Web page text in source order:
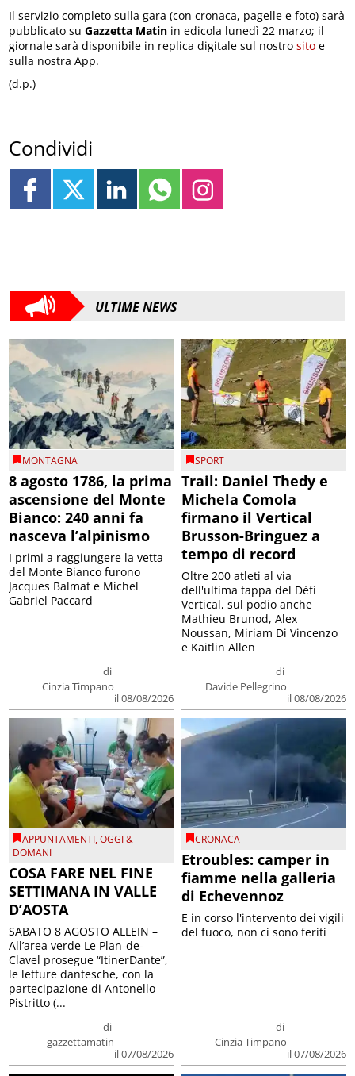
Il servizio completo sulla gara (con cronaca, pagelle e foto) sarà
pubblicato suGazzetta Matin in edicola lunedì 22 marzo; il
giornale sarà disponibile in replica digitale sul nostrosito e
sulla nostra App.
(d.p.)
Condividi
ULTIME NEWS
MONTAGNA
8 agosto 1786, la prima
ascensione del Monte
Bianco: 240 anni fa
nasceva l’alpinismo
di
Cinzia Timpano
il 08/08/2026
I primi a raggiungere la vetta
del Monte Bianco furono
Jacques Balmat e Michel
Gabriel Paccard
SPORT
Trail: Daniel Thedy e
Michela Comola
firmano il Vertical
Brusson-Bringuez a
tempo di record
di
Davide Pellegrino
il 08/08/2026
Oltre 200 atleti al via
dell'ultima tappa del Défì
Vertical, sul podio anche
Mathieu Brunod, Alex
Noussan, Miriam Di Vincenzo
e Kaitlin Allen
APPUNTAMENTI,OGGI &
DOMANI
COSA FARE NEL FINE
SETTIMANA IN VALLE
D’AOSTA
di
gazzettamatin
il 07/08/2026
SABATO 8 AGOSTO ALLEIN –
All’area verde Le Plan-de-
Clavel prosegue “ItinerDante”,
le letture dantesche, con la
partecipazione di Antonello
Pistritto (...
CRONACA
Etroubles: camper in
fiamme nella galleria
di Echevennoz
di
Cinzia Timpano
il 07/08/2026
E in corso l'intervento dei vigili
del fuoco, non ci sono feriti